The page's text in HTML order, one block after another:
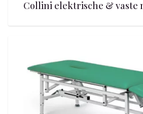
Collini elektrische & vaste